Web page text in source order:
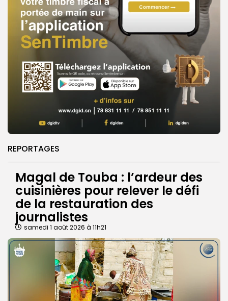
REPORTAGES
Magal de Touba : l’ardeur des
cuisinières pour relever le défi
de la restauration des
journalistes
samedi 1 août 2026 à 11h21